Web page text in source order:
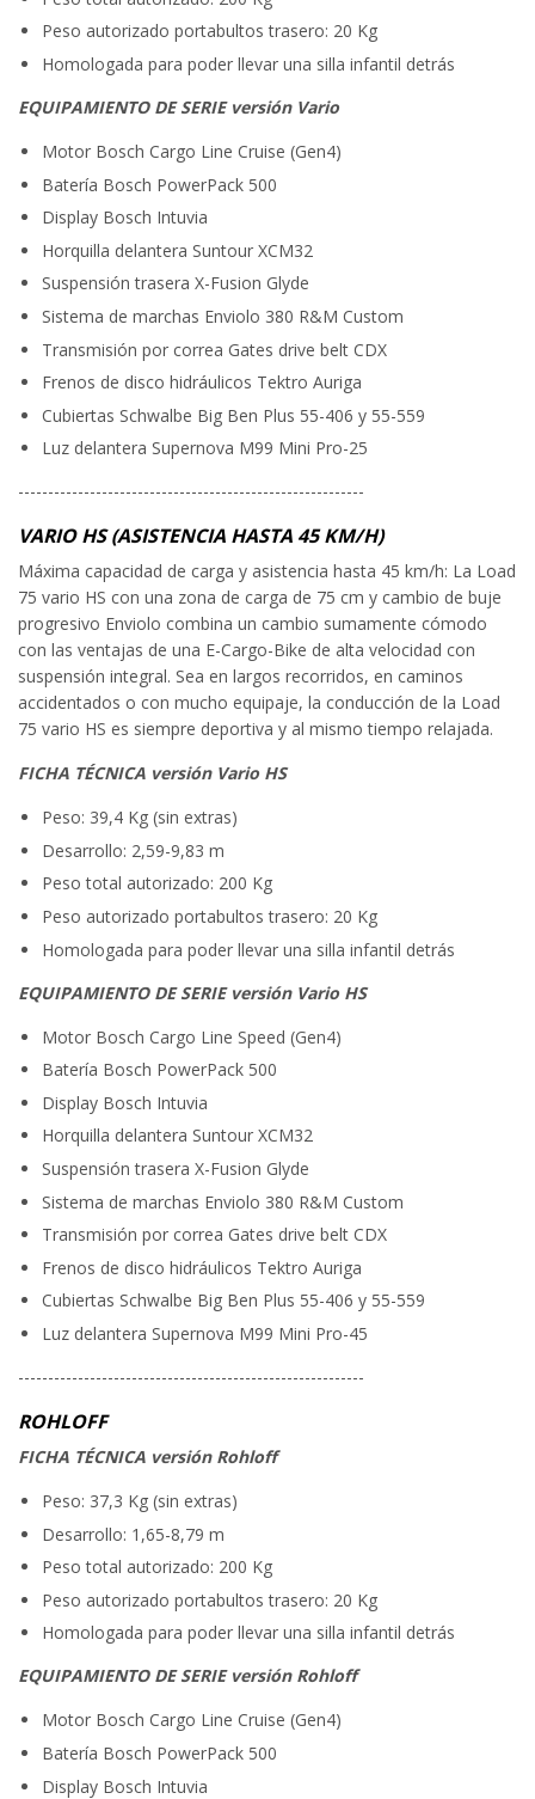
Peso autorizado portabultos trasero: 20 Kg
Homologada para poder llevar una silla infantil detrás
EQUIPAMIENTO DE SERIE versión Vario
Motor Bosch Cargo Line Cruise (Gen4)
Batería Bosch PowerPack 500
Display Bosch Intuvia
Horquilla delantera Suntour XCM32
Suspensión trasera X-Fusion Glyde
Sistema de marchas Enviolo 380 R&M Custom
Transmisión por correa Gates drive belt CDX
Frenos de disco hidráulicos Tektro Auriga
Cubiertas Schwalbe Big Ben Plus 55-406 y 55-559
Luz delantera Supernova M99 Mini Pro-25
----------------------------------------------------------
VARIO HS (ASISTENCIA HASTA 45 KM/H)
Máxima capacidad de carga y asistencia hasta 45 km/h: La Load
75 vario HS con una zona de carga de 75 cm y cambio de buje
progresivo Enviolo combina un cambio sumamente cómodo
con las ventajas de una E-Cargo-Bike de alta velocidad con
suspensión integral. Sea en largos recorridos, en caminos
accidentados o con mucho equipaje, la conducción de la Load
75 vario HS es siempre deportiva y al mismo tiempo relajada.
FICHA TÉCNICA versión Vario HS
Peso: 39,4 Kg (sin extras)
Desarrollo: 2,59-9,83 m
Peso total autorizado: 200 Kg
Peso autorizado portabultos trasero: 20 Kg
Homologada para poder llevar una silla infantil detrás
EQUIPAMIENTO DE SERIE versión Vario HS
Motor Bosch Cargo Line Speed (Gen4)
Batería Bosch PowerPack 500
Display Bosch Intuvia
Horquilla delantera Suntour XCM32
Suspensión trasera X-Fusion Glyde
Sistema de marchas Enviolo 380 R&M Custom
Transmisión por correa Gates drive belt CDX
Frenos de disco hidráulicos Tektro Auriga
Cubiertas Schwalbe Big Ben Plus 55-406 y 55-559
Luz delantera Supernova M99 Mini Pro-45
----------------------------------------------------------
ROHLOFF
FICHA TÉCNICA versión Rohloff
Peso: 37,3 Kg (sin extras)
Desarrollo: 1,65-8,79 m
Peso total autorizado: 200 Kg
Peso autorizado portabultos trasero: 20 Kg
Homologada para poder llevar una silla infantil detrás
EQUIPAMIENTO DE SERIE versión Rohloff
Motor Bosch Cargo Line Cruise (Gen4)
Batería Bosch PowerPack 500
Display Bosch Intuvia